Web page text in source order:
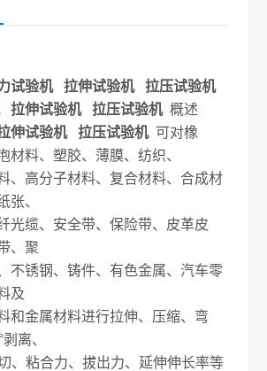
试验机 拉伸试验机 拉压试验机
拉伸试验机 拉压试验机 概述
伸试验机 拉压试验机可对橡
材料、塑胶、薄膜、纺织、
、高分子材料、复合材料、合成材
张、
光缆、安全带、保险带、皮革皮
、聚
不锈钢、铸件、有色金属、汽车零
及
和金属材料进行拉伸、压缩、弯
离、
、粘合力、拔出力、延伸伸长率等